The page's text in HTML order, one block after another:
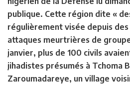
publique. Cette région dite «
régulièrement visée depuis des
attaques meurtrières de
janvier, plus de 100 civils
jihadistes présumés à Tchoma
Zaroumadareye, un village